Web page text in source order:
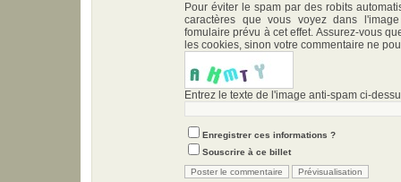
Pour éviter le spam par des robits
caractères que vous voyez dans
fomulaire prévu à cet effet. Assurez-vous
les cookies, sinon votre commentaire ne
Entrez le texte de l'image anti-spam ci-
Enregistrer ces informations ?
Souscrire à ce billet